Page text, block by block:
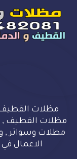
مظلات القطيف
مظلات القطيف ,
مظلات وسواتر ,
الاعمال في